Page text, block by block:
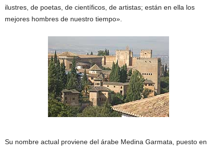
ilustres, de poetas, de científicos, de artistas; están en ella los
mejores hombres de nuestro tiempo».
Su nombre actual proviene del árabe Medina Garmata, puesto en